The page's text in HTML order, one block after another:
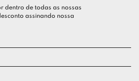
dentro de todas as nossas
assinando nossa